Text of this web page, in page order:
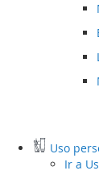
Uso
Ir a